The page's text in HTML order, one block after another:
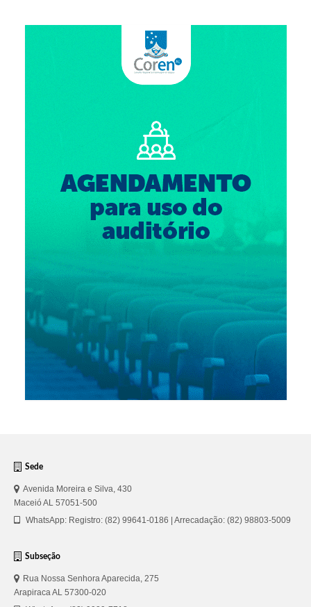
Sede
Avenida Moreira e Silva, 430
Maceió AL 57051-500
WhatsApp: Registro: (82) 99641-0186 | Arrecadação: (82) 98803-5009
Subseção
Rua Nossa Senhora Aparecida, 275
Arapiraca AL 57300-020